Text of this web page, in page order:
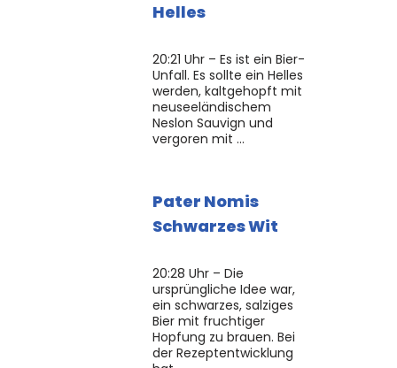
Helles
20:21 Uhr – Es ist ein Bier-
Unfall. Es sollte ein Helles
werden, kaltgehopft mit
neuseeländischem
Neslon Sauvign und
vergoren mit …
Pater Nomis
Schwarzes Wit
20:28 Uhr – Die
ursprüngliche Idee war,
ein schwarzes, salziges
Bier mit fruchtiger
Hopfung zu brauen. Bei
der Rezeptentwicklung